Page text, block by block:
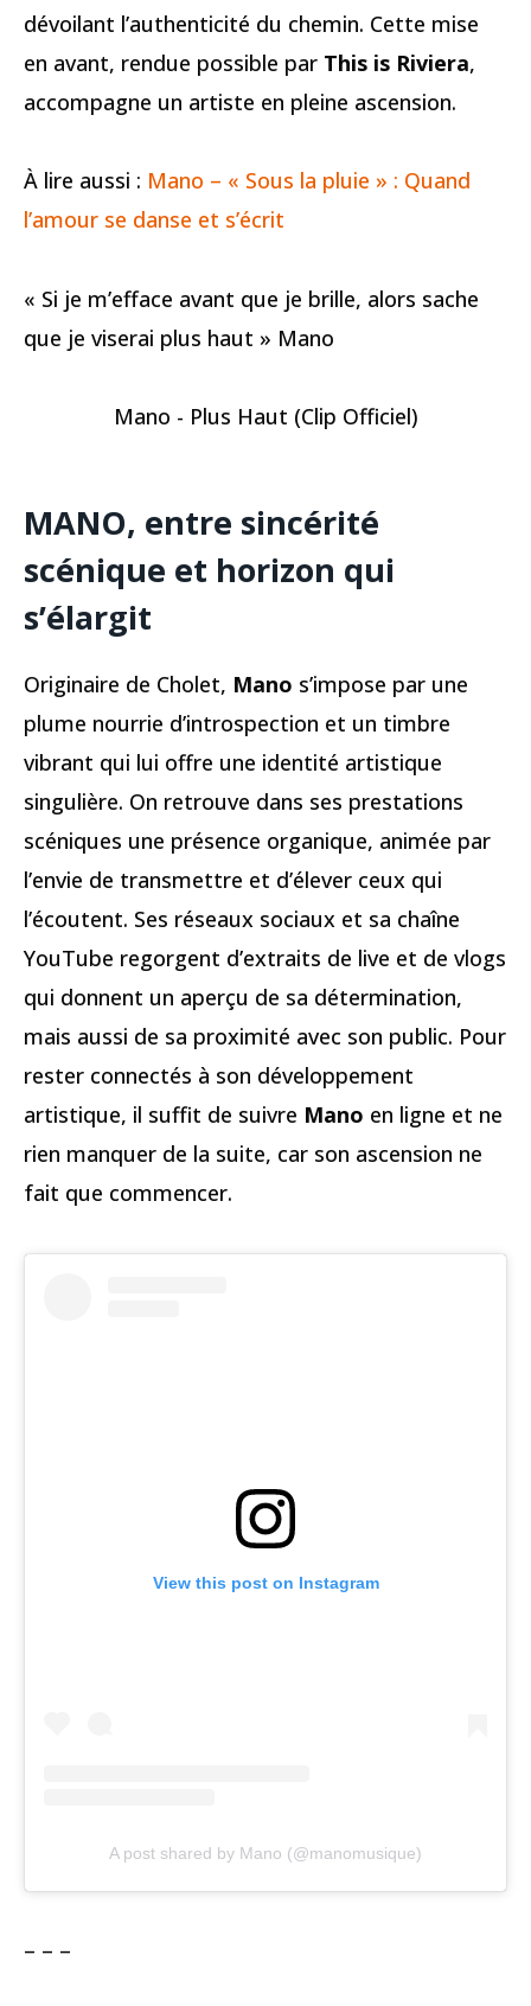
dévoilant l’authenticité du chemin. Cette mise
en avant, rendue possible par This is Riviera,
accompagne un artiste en pleine ascension.
À lire aussi : Mano – « Sous la pluie » : Quand
l’amour se danse et s’écrit
« Si je m’efface avant que je brille, alors sache
que je viserai plus haut » Mano
Mano - Plus Haut (Clip Officiel)
MANO, entre sincérité
scénique et horizon qui
s’élargit
Originaire de Cholet, Mano s’impose par une
plume nourrie d’introspection et un timbre
vibrant qui lui offre une identité artistique
singulière. On retrouve dans ses prestations
scéniques une présence organique, animée par
l’envie de transmettre et d’élever ceux qui
l’écoutent. Ses réseaux sociaux et sa chaîne
YouTube regorgent d’extraits de live et de vlogs
qui donnent un aperçu de sa détermination,
mais aussi de sa proximité avec son public. Pour
rester connectés à son développement
artistique, il suffit de suivre Mano en ligne et ne
rien manquer de la suite, car son ascension ne
fait que commencer.
View this post on Instagram
A post shared by Mano (@manomusique)
– – –